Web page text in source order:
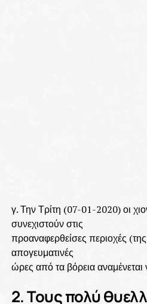
γ. Την Τρίτη (07-01-2020) οι
συνεχιστούν στις
προαναφερθείσες περιοχές
απογευματινές
ώρες από τα βόρεια
2. Τους πολύ